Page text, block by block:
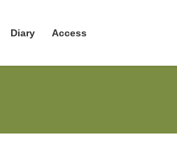
Diary Access